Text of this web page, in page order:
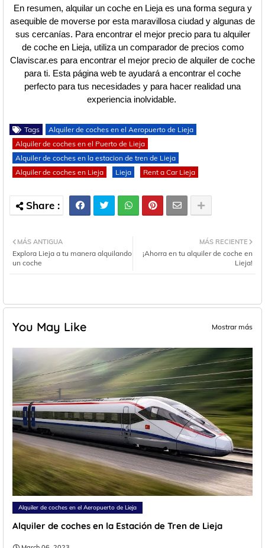
En resumen, alquilar un coche en Lieja es una forma segura y
asequible de moverse por esta maravillosa ciudad y algunas de
sus cercanías. Para encontrar el mejor precio para tu alquiler
de coche en Lieja, utiliza un comparador de precios como
Claviscar.es para encontrar el mejor precio de alquiler de coche
para ti. Esta página web te ayudará a encontrar el coche
perfecto para tus necesidades y para hacer realidad una
experiencia inolvidable.
Tags
Alquiler de coches en el Aeropuerto de Lieja
Alquiler de coches en el Puerto de Lieja
Alquiler de coches en la estacion de tren de Lieja
Alquiler de coches en Lieja
Lieja Rent a Car Lieja
MÁS RECIENTE
¡Ahorra en tu alquiler de coche en
Lieja!
MÁS ANTIGUA
Explora Lieja a tu manera alquilando
un coche
You May Like Mostrar más
Alquiler de coches en el Aeropuerto de Lieja
Alquiler de coches en la Estación de Tren de Lieja